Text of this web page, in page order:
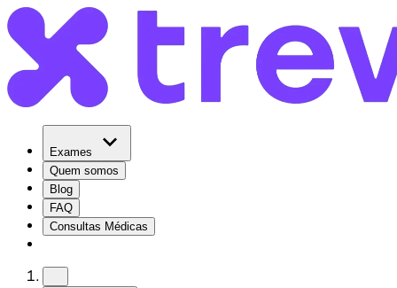
Exames
Quem somos
Blog
FAQ
Consultas Médicas